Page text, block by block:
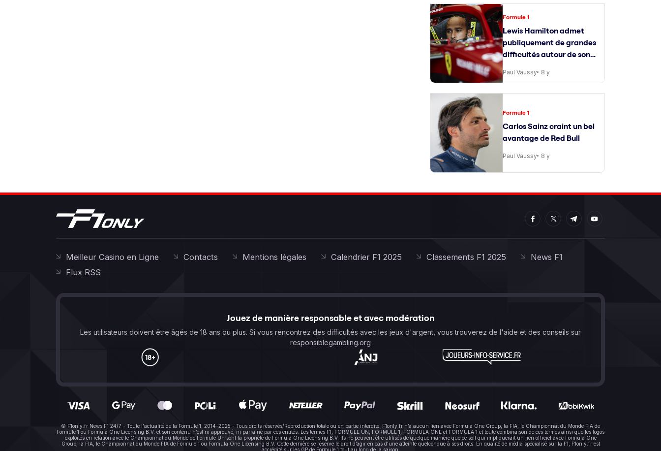
Formule 1
Lewis Hamilton admet
publiquement de grandes
difficultés autour de son
ingénieur de course
Paul Vaussy 8 y
Formule 1
Carlos Sainz craint un bel
avantage de Red Bull
Paul Vaussy 8 y
Meilleur Casino en Ligne Contacts Mentions légales Calendrier F1 2025 Classements F1 2025
News F1
Flux RSS
Jouez de manière responsable et avec modération
Les utilisateurs doivent être âgés de 18 ans ou plus. Si vous rencontrez des difficultés avec les jeux d'argent, vous trouverez de l'aide et des conseils sur
responsiblegambling.org
© F1only.fr News F1 24/7 - Toute l'actualité de la Formule 1. 2014-2025 - Tous droits réservés/Reproduction totale ou en partie interdite. F1only.fr n’a aucun lien avec Formula One Group, la FIA, le Championnat du Monde FIA de
Formule 1 ou Formula One Licensing B.V. et son contenu n’est ni approuvé, ni parrainé par ces entités. Les termes F1, FORMULE UN, FORMULE 1, FORMULA ONE et FORMULA 1 et toute combinaison de ces termes ainsi que les logos
exploités en relation avec le Championnat du Monde de Formule Un sont la propriété de Formula One Licensing B.V. Ils ne peuvent être utilisés de quelque manière que ce soit qui impliquerait un lien officiel avec Formula One
Group, la FIA, le Championnat du Monde FIA de Formule 1 ou Formula One Licensing B.V. Cette dernière se réserve le droit d’agir en cas d’une atteinte quelconque à ses droits. En qualité de média spécialisé sur la F1, F1only.fr est
accrédité sur les GP de Formule 1 tout au long de la saison.